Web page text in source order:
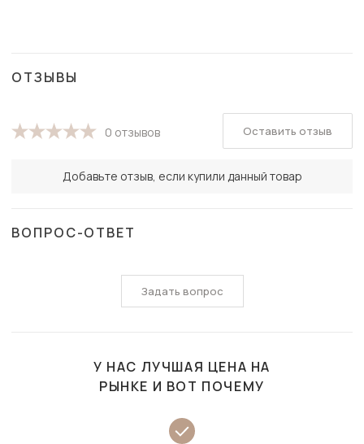
ОТЗЫВЫ
0 отзывов
Добавьте отзыв, если купили данный товар
Оставить отзыв
ВОПРОС-ОТВЕТ
Задать вопрос
У НАС ЛУЧШАЯ ЦЕНА НА
РЫНКЕ И ВОТ ПОЧЕМУ